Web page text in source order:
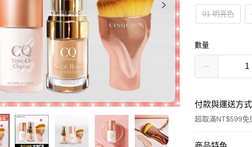
01 明亮色
數量
付款與運送方式
超取滿NT$599免
付款方式